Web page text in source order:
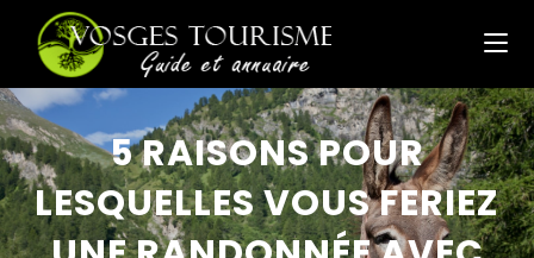
5 RAISONS POUR
LESQUELLES VOUS FERIEZ